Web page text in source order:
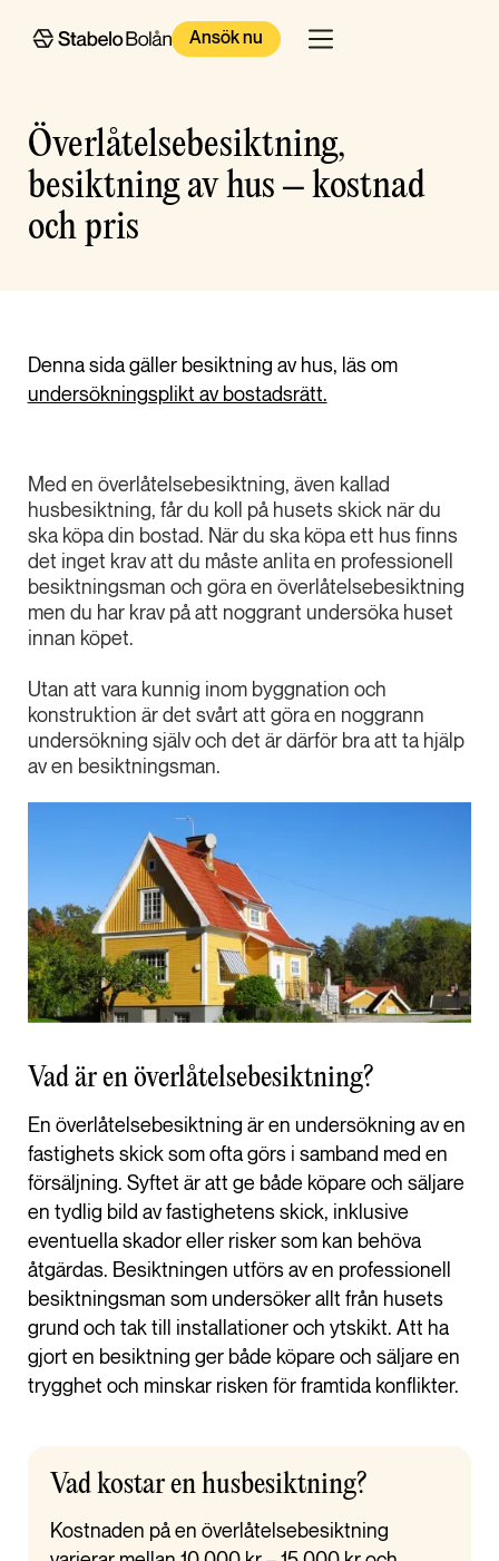
Ansök nu
Överlåtelsebesiktning,
besiktning av hus – kostnad
och pris
Denna sida gäller besiktning av hus, läs om
undersökningsplikt av bostadsrätt.
Med en överlåtelsebesiktning, även kallad
husbesiktning, får du koll på husets skick när du
ska köpa din bostad. När du ska köpa ett hus finns
det inget krav att du måste anlita en professionell
besiktningsman och göra en överlåtelsebesiktning
men du har krav på att noggrant undersöka huset
innan köpet.
Utan att vara kunnig inom byggnation och
konstruktion är det svårt att göra en noggrann
undersökning själv och det är därför bra att ta hjälp
av en besiktningsman.
Vad är en överlåtelsebesiktning?
En överlåtelsebesiktning är en undersökning av en
fastighets skick som ofta görs i samband med en
försäljning. Syftet är att ge både köpare och säljare
en tydlig bild av fastighetens skick, inklusive
eventuella skador eller risker som kan behöva
åtgärdas. Besiktningen utförs av en professionell
besiktningsman som undersöker allt från husets
grund och tak till installationer och ytskikt. Att ha
gjort en besiktning ger både köpare och säljare en
trygghet och minskar risken för framtida konflikter.
Vad kostar en husbesiktning?
Kostnaden på en överlåtelsebesiktning